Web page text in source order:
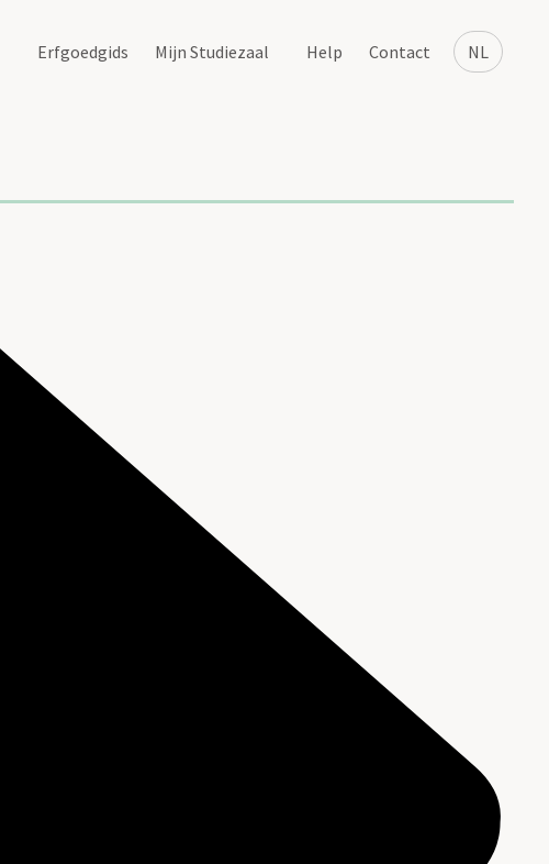
NL
Erfgoedgids Mijn Studiezaal Help Contact